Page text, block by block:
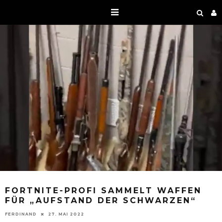
FORTNITE-PROFI SAMMELT WAFFEN
FÜR „AUFSTAND DER SCHWARZEN“
FERDINAND 27. MAI 2022